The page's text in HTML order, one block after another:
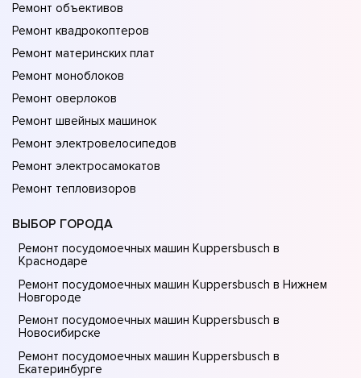
Ремонт объективов
Ремонт квадрокоптеров
Ремонт материнских плат
Ремонт моноблоков
Ремонт оверлоков
Ремонт швейных машинок
Ремонт электровелосипедов
Ремонт электросамокатов
Ремонт тепловизоров
ВЫБОР ГОРОДА
Ремонт посудомоечных машин Kuppersbusch в
Краснодаре
Ремонт посудомоечных машин Kuppersbusch в Нижнем
Новгороде
Ремонт посудомоечных машин Kuppersbusch в
Новосибирске
Ремонт посудомоечных машин Kuppersbusch в
Екатеринбурге